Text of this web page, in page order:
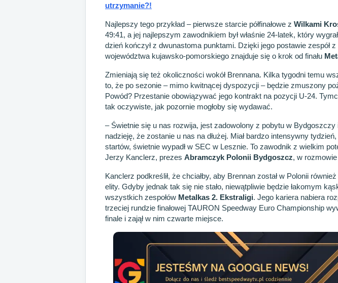
utrzymanie?!
Najlepszy tego przykład – pierwsze starcie półfinałowe z Wilkami
49:41, a jej najlepszym zawodnikiem był właśnie 24-latek, który
dzień kończył z dwunastoma punktami. Dzięki jego postawie zespół
województwa kujawsko-pomorskiego znajduje się o krok od finału
Zmieniają się też okoliczności wokół Brennana. Kilka tygodni temu
to, że po sezonie – mimo kwitnącej dyspozycji – będzie zmuszony
Powód? Przestanie obowiązywać jego kontrakt na pozycji U-24.
tak oczywiste, jak pozornie mogłoby się wydawać.
– Świetnie się u nas rozwija, jest zadowolony z pobytu w
nadzieję, że zostanie u nas na dłużej. Miał bardzo intensywny
startów, świetnie wypadł w SEC w Lesznie. To zawodnik z wielkim
Jerzy Kanclerz, prezes Abramczyk Polonii Bydgoszcz, w
Kanclerz podkreślił, że chciałby, aby Brennan został w Polonii
elity. Gdyby jednak tak się nie stało, niewątpliwie będzie łakomym
wszystkich zespołów Metalkas 2. Ekstraligi. Jego kariera nabiera
trzeciej rundzie finałowej TAURON Speedway Euro Championship
finale i zajął w nim czwarte miejsce.